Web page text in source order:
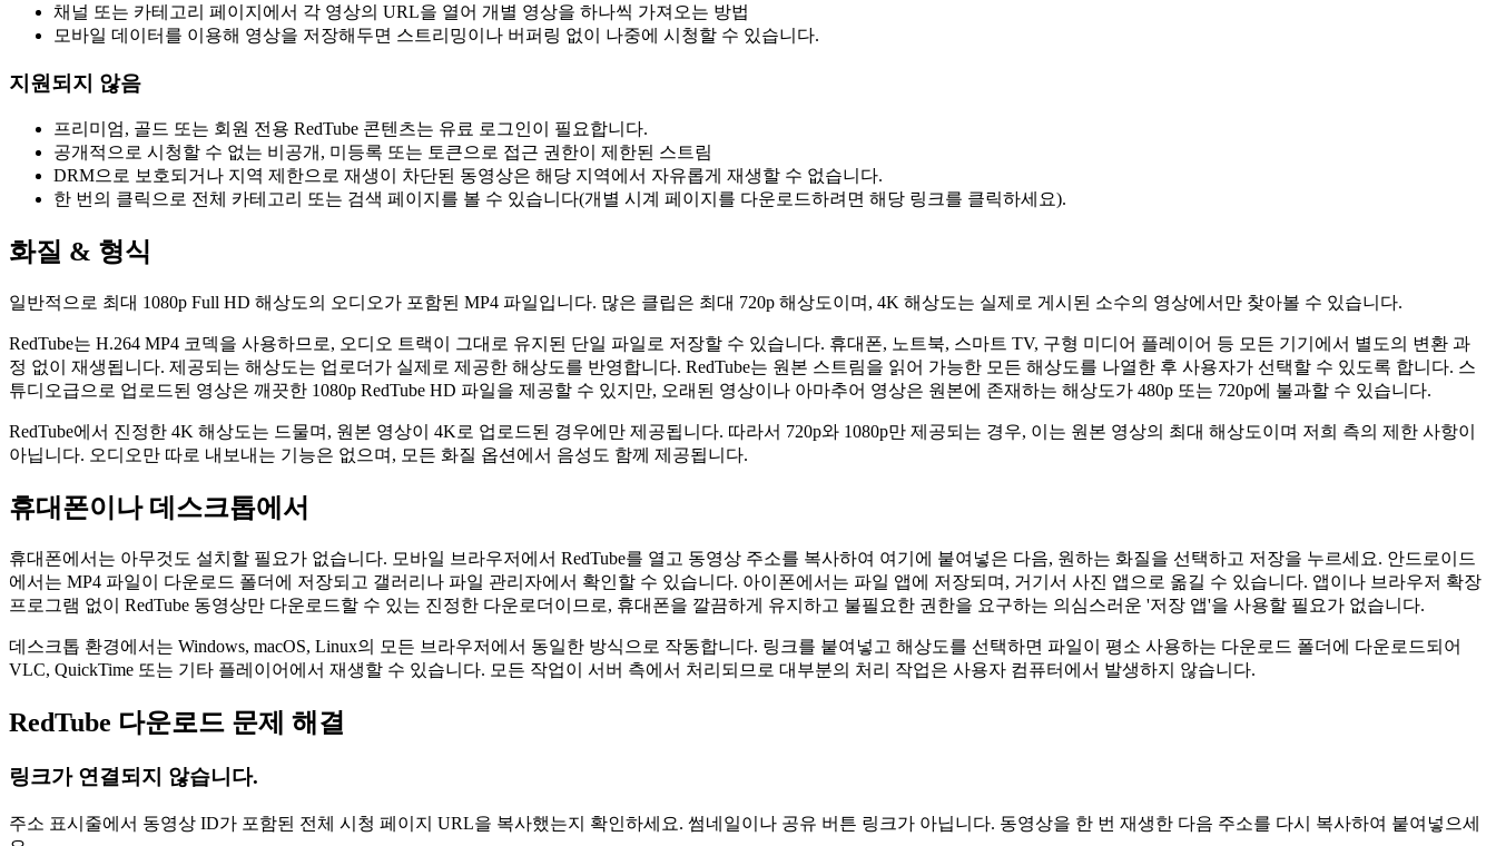
채널 또는 카테고리 페이지에서 각 영상의 URL을 열어 개별 영상을 하나씩 가져오는 방법
모바일 데이터를 이용해 영상을 저장해두면 스트리밍이나 버퍼링 없이 나중에 시청할 수 있습니다.
지원되지 않음
프리미엄, 골드 또는 회원 전용 RedTube 콘텐츠는 유료 로그인이 필요합니다.
공개적으로 시청할 수 없는 비공개, 미등록 또는 토큰으로 접근 권한이 제한된 스트림
DRM으로 보호되거나 지역 제한으로 재생이 차단된 동영상은 해당 지역에서 자유롭게 재생할 수 없습니다.
한 번의 클릭으로 전체 카테고리 또는 검색 페이지를 볼 수 있습니다(개별 시계 페이지를 다운로드하려면 해당 링크를 클릭하세요).
화질 & 형식
일반적으로 최대 1080p Full HD 해상도의 오디오가 포함된 MP4 파일입니다. 많은 클립은 최대 720p 해상도이며, 4K 해상도는 실제로 게시된 소수의 영상에서만 찾아볼 수 있습니다.
RedTube는 H.264 MP4 코덱을 사용하므로, 오디오 트랙이 그대로 유지된 단일 파일로 저장할 수 있습니다. 휴대폰, 노트북, 스마트 TV, 구형 미디어 플레이어 등 모든 기기에서 별도의 변환 과
정 없이 재생됩니다. 제공되는 해상도는 업로더가 실제로 제공한 해상도를 반영합니다. RedTube는 원본 스트림을 읽어 가능한 모든 해상도를 나열한 후 사용자가 선택할 수 있도록 합니다. 스
튜디오급으로 업로드된 영상은 깨끗한 1080p RedTube HD 파일을 제공할 수 있지만, 오래된 영상이나 아마추어 영상은 원본에 존재하는 해상도가 480p 또는 720p에 불과할 수 있습니다.
RedTube에서 진정한 4K 해상도는 드물며, 원본 영상이 4K로 업로드된 경우에만 제공됩니다. 따라서 720p와 1080p만 제공되는 경우, 이는 원본 영상의 최대 해상도이며 저희 측의 제한 사항이
아닙니다. 오디오만 따로 내보내는 기능은 없으며, 모든 화질 옵션에서 음성도 함께 제공됩니다.
휴대폰이나 데스크톱에서
휴대폰에서는 아무것도 설치할 필요가 없습니다. 모바일 브라우저에서 RedTube를 열고 동영상 주소를 복사하여 여기에 붙여넣은 다음, 원하는 화질을 선택하고 저장을 누르세요. 안드로이드
에서는 MP4 파일이 다운로드 폴더에 저장되고 갤러리나 파일 관리자에서 확인할 수 있습니다. 아이폰에서는 파일 앱에 저장되며, 거기서 사진 앱으로 옮길 수 있습니다. 앱이나 브라우저 확장
프로그램 없이 RedTube 동영상만 다운로드할 수 있는 진정한 다운로더이므로, 휴대폰을 깔끔하게 유지하고 불필요한 권한을 요구하는 의심스러운 '저장 앱'을 사용할 필요가 없습니다.
데스크톱 환경에서는 Windows, macOS, Linux의 모든 브라우저에서 동일한 방식으로 작동합니다. 링크를 붙여넣고 해상도를 선택하면 파일이 평소 사용하는 다운로드 폴더에 다운로드되어
VLC, QuickTime 또는 기타 플레이어에서 재생할 수 있습니다. 모든 작업이 서버 측에서 처리되므로 대부분의 처리 작업은 사용자 컴퓨터에서 발생하지 않습니다.
RedTube 다운로드 문제 해결
링크가 연결되지 않습니다.
주소 표시줄에서 동영상 ID가 포함된 전체 시청 페이지 URL을 복사했는지 확인하세요. 썸네일이나 공유 버튼 링크가 아닙니다. 동영상을 한 번 재생한 다음 주소를 다시 복사하여 붙여넣으세